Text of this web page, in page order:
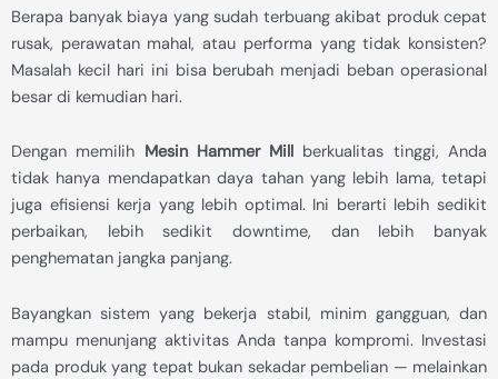
Berapa banyak biaya yang sudah terbuang akibat produk cepat
rusak, perawatan mahal, atau performa yang tidak konsisten?
Masalah kecil hari ini bisa berubah menjadi beban operasional
besar di kemudian hari.
Dengan memilih Mesin Hammer Mill berkualitas tinggi, Anda
tidak hanya mendapatkan daya tahan yang lebih lama, tetapi
juga efisiensi kerja yang lebih optimal. Ini berarti lebih sedikit
perbaikan, lebih sedikit downtime, dan lebih banyak
penghematan jangka panjang.
Bayangkan sistem yang bekerja stabil, minim gangguan, dan
mampu menunjang aktivitas Anda tanpa kompromi. Investasi
pada produk yang tepat bukan sekadar pembelian — melainkan